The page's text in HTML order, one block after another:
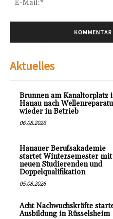
Aktuelles
Brunnen am Kanaltorplatz
Hanau nach
wieder in Betrieb
06.08.2026
Hanauer Berufsakademie
startet Wintersemester
neuen Studierenden und
Doppelqualifikation
05.08.2026
Acht Nachwuchskräfte
Ausbildung in Rüsselsheim